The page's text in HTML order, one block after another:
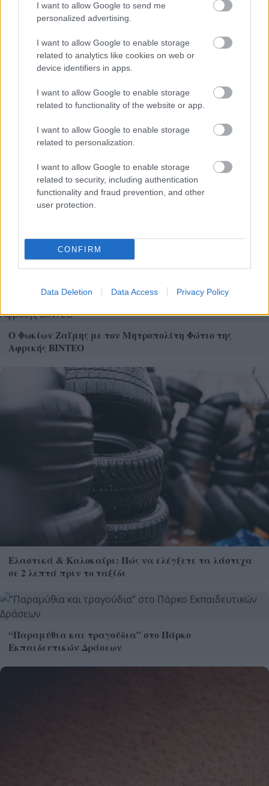
I want to allow Google to send me
personalized advertising.
I want to allow Google to enable storage
related to analytics like cookies on web or
device identifiers in apps.
I want to allow Google to enable storage
related to functionality of the website or app.
I want to allow Google to enable storage
related to personalization.
I want to allow Google to enable storage
related to security, including authentication
functionality and fraud prevention, and other
user protection.
CONFIRM
Data Deletion Data Access Privacy Policy
Θηλασμός: Το «θαύμα» των πρώτων 1.000 ημερών – Τι
συμβαίνει στον εγκέφαλο του μωρού
Χρησιμοποιείς Google passkeys για τους κωδικούς σου;
Και όμως μπορούν να τους κλέψουν
Ο Φωκίων Ζαΐμης με τον Μητροπολίτη Φώτιο της
Αφρικής ΒΙΝΤΕΟ
Ελαστικά & Καλοκαίρι: Πώς να ελέγξετε τα λάστιχα
σε 2 λεπτά πριν το ταξίδι
“Παραμύθια και τραγούδια” στο Πάρκο
Εκπαιδευτικών Δράσεων